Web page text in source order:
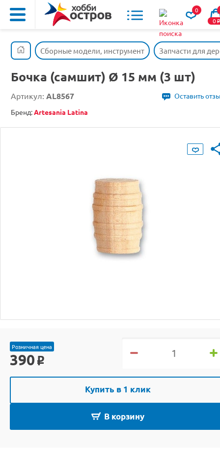
0
0o
Сборные модели, инструмент Запчасти для
Бочка (самшит) Ø 15 мм (3 шт)
Артикул: AL8567
Оставить
Бренд:Artesania Latina
Розничная цена
390 o
Купить в 1 клик
В корзину